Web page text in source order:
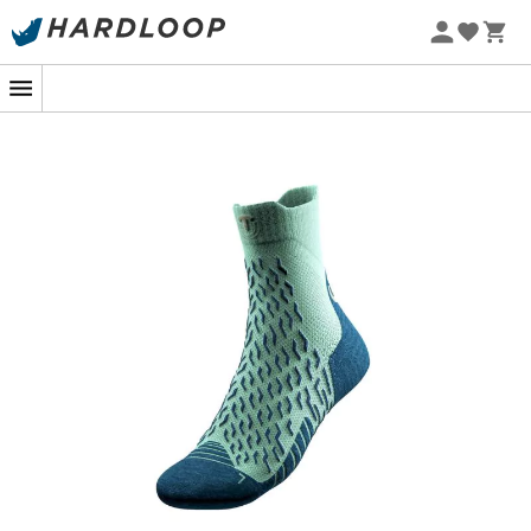
Promos d'été 🔥 -5 % EXTRA dès 2 produits* code Summer5
chaussettes de randonnée femme Therm-ic Trekking
Ultra Cool Crew
pas de votre aventure !
fraîcheur matinale sur votre visage et l'excitation qui
vous envahit. Vos pieds sont enveloppés dans le confort
Trekking Ultra Cool Crew
Conçues avec expertise pour lesrandonneurs
passionnés comme vous, ceschaussettes
de caractéristiques techniques avancées pour offrir une
supérieure et uneprotection
Trekking Ultra Cool Crew
d'une combinaison parfaite entreconfort
. Grâce à leur composition haut de gamme
en fibres techniques, elles évacuent efficacement
l'humidité et favorisent la circulation de l'air, gardant